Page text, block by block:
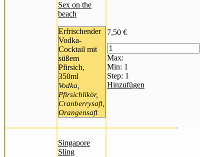
Sex on the
beach
Erfrischender
Vodka-
Cocktail mit
süßem
Pfirsich,
350ml
Vodka,
Pfirsichlikör,
Cranberrysaft,
Orangensaft
7,50 €
Max:
Min: 1
Step: 1
Hinzufügen
Singapore
Sling